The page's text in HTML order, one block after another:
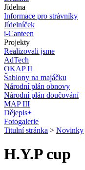
Jídelna
Informace pro strávníky
Jídelníček
i-Canteen
Projekty
Realizovali jsme
AdTech
OKAP II
Šablony na majáčku
Národní plán obnovy
Národní plán doučování
MAP III
Dějepis+
Fotogalerie
Titulní stránka > Novinky
H.Y.P cup